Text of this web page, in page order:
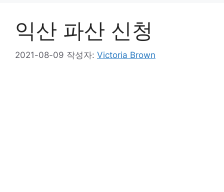
익산 파산 신청
2021-08-09 작성자: Victoria Brown